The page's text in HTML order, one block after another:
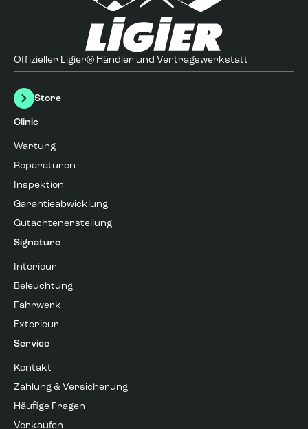
Offizieller Ligier® Händler und Vertragswerkstatt
Store
Clinic
Wartung
Reparaturen
Inspektion
Garantieabwicklung
Gutachtenerstellung
Signature
Interieur
Beleuchtung
Fahrwerk
Exterieur
Service
Kontakt
Zahlung & Versicherung
Häufige Fragen
Verkaufen